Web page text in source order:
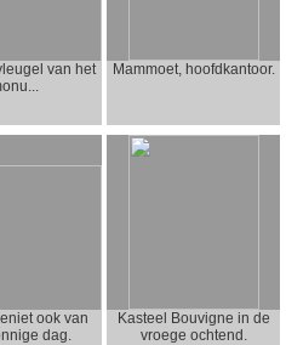
van het
Mammoet, hoofdkantoor.
ook van
dag.
Kasteel Bouvigne in de
vroege ochtend.